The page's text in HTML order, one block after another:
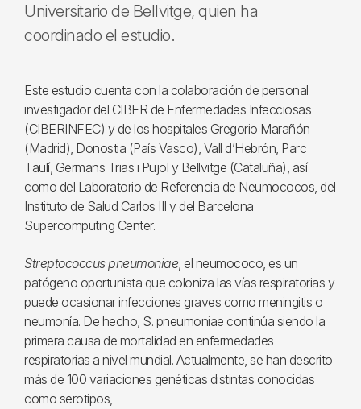
Universitario de Bellvitge, quien ha
coordinado el estudio.
Este estudio cuenta con la colaboración de personal
investigador del CIBER de Enfermedades Infecciosas
(CIBERINFEC) y de los hospitales Gregorio Marañón
(Madrid), Donostia (País Vasco), Vall d’Hebrón, Parc
Taulí, Germans Trias i Pujol y Bellvitge (Cataluña), así
como del Laboratorio de Referencia de Neumococos, del
Instituto de Salud Carlos III y del Barcelona
Supercomputing Center.
Streptococcus pneumoniae, el neumococo, es un
patógeno oportunista que coloniza las vías respiratorias y
puede ocasionar infecciones graves como meningitis o
neumonía. De hecho, S. pneumoniae continúa siendo la
primera causa de mortalidad en enfermedades
respiratorias a nivel mundial. Actualmente, se han descrito
más de 100 variaciones genéticas distintas conocidas
como serotipos,